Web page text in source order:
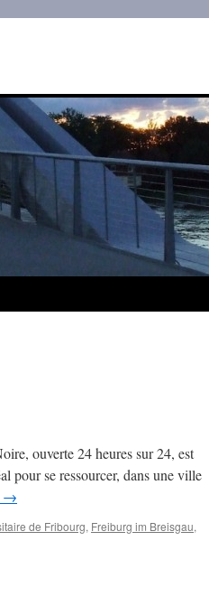
ouverte 24 heures sur 24, est
pour se ressourcer, dans une ville
→
de Fribourg, Freiburg im Breisgau,